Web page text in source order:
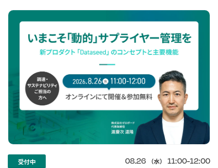
受付中 08.26 （水） 11:00-12:00